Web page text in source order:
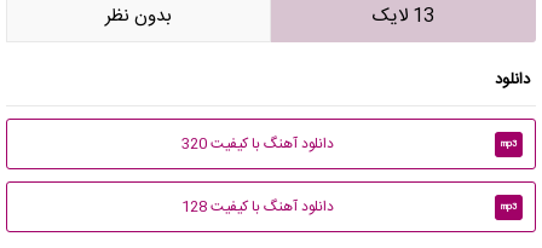
13 لایک بدون نظر
دانلود
mp3 دانلود آهنگ با کیفیت 320
mp3 دانلود آهنگ با کیفیت 128